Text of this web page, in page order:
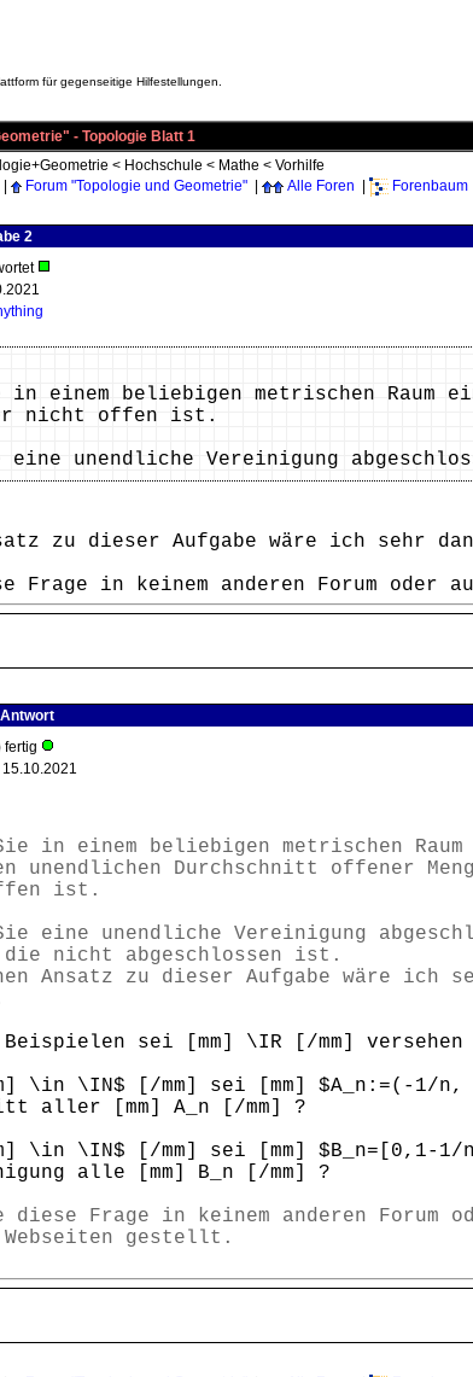
für gegenseitige Hilfestellungen.
- Topologie Blatt 1
< Hochschule < Mathe < Vorhilfe
Forum "Topologie und Geometrie" Alle Foren Forenbaum
2
in einem beliebigen metrischen
nicht offen ist.
eine unendliche Vereinigung
zu dieser Aufgabe wäre ich sehr
Frage in keinem anderen Forum oder
fertig
15.10.2021
in einem beliebigen metrischen
unendlichen Durchschnitt offener
ist.
eine unendliche Vereinigung
die nicht abgeschlossen ist.
Ansatz zu dieser Aufgabe wäre ich
sei [mm] \IR [/mm]
\in \IN$ [/mm] sei [mm] $A_n:=(-1/
aller [mm] A_n [/mm] ?
\in \IN$ [/mm] sei [mm] $B_n=[0,1-
alle [mm] B_n [/mm] ?
diese Frage in keinem anderen Forum
Webseiten gestellt.